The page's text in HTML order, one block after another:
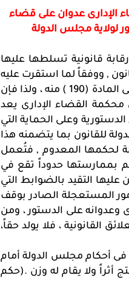
الإدارى عدوان على قضاء
لولاية مجلس الدولة
قانونية تسلطها عليها
, ووفقاً لما استقرت عليه
أحكام المحكمة الدستورية العليا وما سطره الدستور المصرى الحالى فى المادة (190 ) منه ، ولذا فإن
القضاء الإدارى يعد
وعلى الحماية التي
للقانون بما يتضمنه هذا
لحكمها المعدوم , فتُعمل
بممارستها حدوداً تقع في
التقيد بالضوابط التي
المستعجلة الصادر بوقف
وعدوانه على الدستور ، ومن
القانونية ، فلا يولد حقاً،
فى أحكام مجلس الدولة أمام
أثراً ولا يقام له وزن .(حكم